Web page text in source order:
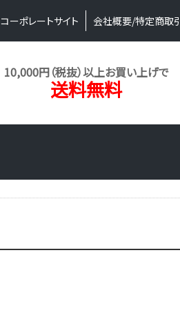
コーポレートサイト 会社概要/特定商取
10,000円（税抜）以上お買い上げで
送料無料